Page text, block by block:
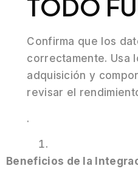
TODO
Confirma que los
correctamente. Usa
adquisición y
revisar el
.
Beneficios de la